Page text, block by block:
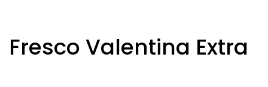
Fresco Valentina Extra